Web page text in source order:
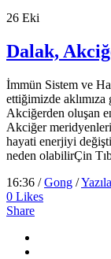
26 Eki
Dalak,
İmmün Sistem ve
ettiğimizde
Akciğerden oluşan
Akciğer
hayati enerjiyi
neden olabilirÇin
16:36 /Gong /
0 Likes
Share